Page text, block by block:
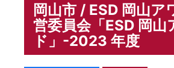
岡山市 / ESD 岡山ア
営委員会「ESD 岡山
ド」-2023 年度